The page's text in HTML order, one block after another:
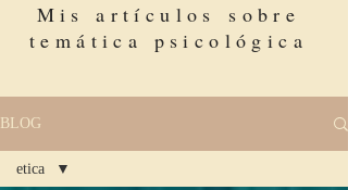
Mis artículos sobre
temática psicológica
BLOG
etica